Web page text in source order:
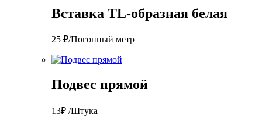
Вставка TL-образная белая
25 ₽/Погонный метр
Подвес прямой
13₽ /Штука